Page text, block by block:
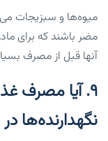
میوه‌ها و سبزیجات
مضر باشند که برای
آنها قبل از مصرف
۹. آیا مصرف
نگهدارنده‌ها